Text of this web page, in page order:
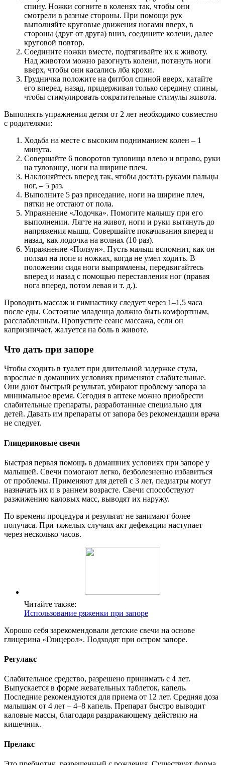
спину. Ножки согните в коленях так, чтобы они
смотрели в разные стороны. При помощи рук
выполняйте круговые движения ногами вверх, в
стороны (друг от друга) вниз, соедините колени, далее
круговой повтор.
Соедините ножки вместе, подтягивайте их к животу.
Над животом можно разогнуть колени, потянуть ноги
вверх, чтобы они касались лба крохи.
Грудничка положите на фитбол спиной вверх, катайте
его вперед, назад, придерживая только середину спины,
чтобы стимулировать сократительные стимулы живота.
Выполнять упражнения детям от 2 лет необходимо совместно
с родителями:
Ходьба на месте с высоким подниманием колен – 1
минута.
Совершайте 6 поворотов туловища влево и вправо, руки
на туловище, ноги на ширине плеч.
Наклоняйтесь вперед так, чтобы достать руками пальцы
ног, – 5 раз.
Выполните 5 раз приседание, ноги на ширине плеч,
пятки не отстают от пола.
Упражнение «Лодочка». Помогите малышу при его
выполнении. Лягте на живот, ноги и руки вытянуть до
напряжения мышц. Совершайте покачивания вперед и
назад, как лодочка на волнах (10 раз).
Упражнение «Ползун». Пусть малыш вспомнит, как он
ползал на попе и ножках, когда не умел ходить. В
положении сидя ноги выпрямлены, передвигайтесь
вперед и назад с помощью переставления ног (правая
нога вперед, потом левая и т. д.).
Проводить массаж и гимнастику следует через 1–1,5 часа
после еды. Состояние младенца должно быть комфортным,
расслабленным. Пропустите сеанс массажа, если он
капризничает, жалуется на боль в животе.
Что дать при запоре
Чтобы сходить в туалет при длительной задержке стула,
взрослые в домашних условиях применяют слабительные.
Они дают быстрый результат, убирают проблему запора за
минимальное время. Сегодня в аптеке можно приобрести
слабительные препараты, разработанные специально для
детей. Давать им препараты от запора без рекомендации врача
не следует.
Глицериновые свечи
Быстрая первая помощь в домашних условиях при запоре у
малышей. Свечи помогают легко, безболезненно избавиться
от проблемы. Применяют для детей с 3 лет, педиатры могут
назначать их и в раннем возрасте. Свечи способствуют
разжижению каловых масс, выводят их наружу.
По времени процедура и результат не занимают более
получаса. При тяжелых случаях акт дефекации наступает
через несколько часов.
Читайте также:
Использование ряженки при запоре
Хорошо себя зарекомендовали детские свечи на основе
глицерина «Глицерол». Подходят при остром запоре.
Регулакс
Слабительное средство, разрешено принимать с 4 лет.
Выпускается в форме жевательных таблеток, капель.
Последние рекомендуются для приема от 12 лет. Средняя доза
малышам от 4 лет – 4–8 капель. Препарат быстро выводит
каловые массы, благодаря раздражающему действию на
кишечник.
Прелакс